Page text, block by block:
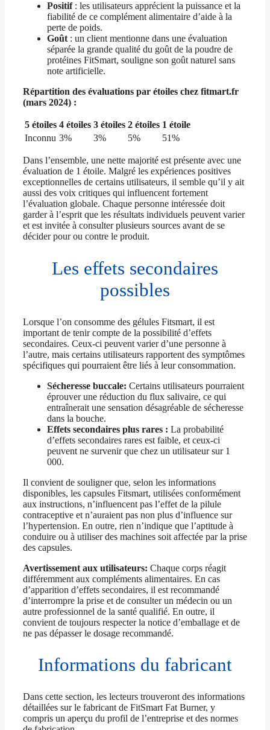
Positif: les utilisateurs apprécient la puissance et la
fiabilité de ce complément alimentaire d’aide à la
perte de poids.
Goût : un client mentionne dans une évaluation
séparée la grande qualité du goût de la poudre de
protéines FitSmart, souligne son goût naturel sans
note artificielle.
Répartition des évaluations par étoiles chez fitmart.fr
(mars 2024) :
5 étoiles 4 étoiles 3 étoiles 2 étoiles 1 étoile
Inconnu 3% 3% 5% 51%
Dans l’ensemble, une nette majorité est présente avec une
évaluation de 1 étoile. Malgré les expériences positives
exceptionnelles de certains utilisateurs, il semble qu’il y ait
aussi des voix critiques qui influencent fortement
l’évaluation globale. Chaque personne intéressée doit
garder à l’esprit que les résultats individuels peuvent varier
et est invitée à consulter plusieurs sources avant de se
décider pour ou contre le produit.
Les effets secondaires
possibles
Lorsque l’on consomme des gélules Fitsmart, il est
important de tenir compte de la possibilité d’effets
secondaires. Ceux-ci peuvent varier d’une personne à
l’autre, mais certains utilisateurs rapportent des symptômes
spécifiques qui pourraient être liés à leur consommation.
Sécheresse buccale: Certains utilisateurs pourraient
éprouver une réduction du flux salivaire, ce qui
entraînerait une sensation désagréable de sécheresse
dans la bouche.
Effets secondaires plus rares : La probabilité
d’effets secondaires rares est faible, et ceux-ci
peuvent ne survenir que chez un utilisateur sur 1
000.
Il convient de souligner que, selon les informations
disponibles, les capsules Fitsmart, utilisées conformément
aux instructions, n’influencent pas l’effet de la pilule
contraceptive et n’auraient pas non plus d’influence sur
l’hypertension. En outre, rien n’indique que l’aptitude à
conduire ou à utiliser des machines soit affectée par la prise
des capsules.
Avertissement aux utilisateurs: Chaque corps réagit
différemment aux compléments alimentaires. En cas
d’apparition d’effets secondaires, il est recommandé
d’interrompre la prise et de consulter un médecin ou un
autre professionnel de la santé qualifié. En outre, il
convient de toujours respecter la notice d’emballage et de
ne pas dépasser le dosage recommandé.
Informations du fabricant
Dans cette section, les lecteurs trouveront des informations
détaillées sur le fabricant de FitSmart Fat Burner, y
compris un aperçu du profil de l’entreprise et des normes